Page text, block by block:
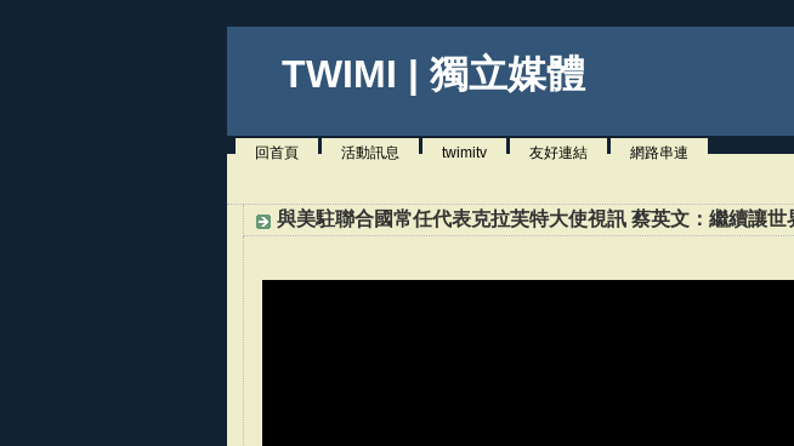
TWIMI | 獨立媒體
回首頁 活動訊息 twimitv 友好連結 網路串連
與美駐聯合國常任代表克拉芙特大使視訊 蔡英文：繼續讓